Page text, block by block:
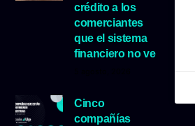
crédito a los
comerciantes
que el sistema
financiero no ve
Cinco
compañías